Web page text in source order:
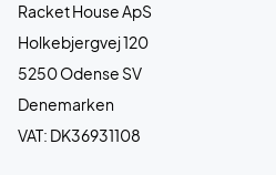
Racket House ApS
Holkebjergvej 120
5250 Odense SV
Denemarken
VAT: DK36931108